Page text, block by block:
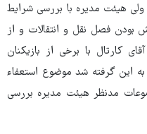
ھیئت مدیره با بررسی شرایط
بودن فصل نقل و انتقالات و از
کارتال با برخی از بازیکنان
به این گرفته شد موضوع استعفاء
مدنظر هیئت مدیره بررسی